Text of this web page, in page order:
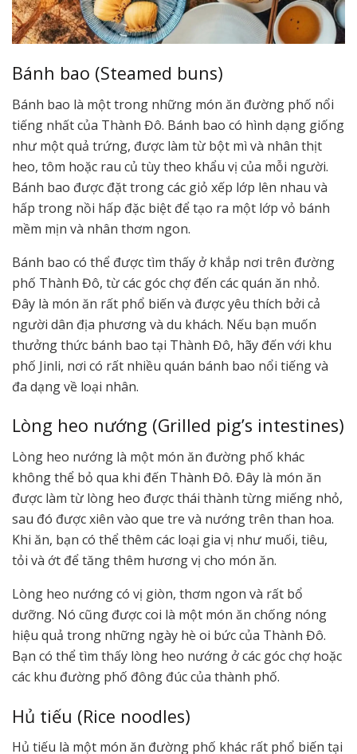
Bánh bao (Steamed buns)
Bánh bao là một trong những món ăn đường phố nổi
tiếng nhất của Thành Đô. Bánh bao có hình dạng giống
như một quả trứng, được làm từ bột mì và nhân thịt
heo, tôm hoặc rau củ tùy theo khẩu vị của mỗi người.
Bánh bao được đặt trong các giỏ xếp lớp lên nhau và
hấp trong nồi hấp đặc biệt để tạo ra một lớp vỏ bánh
mềm mịn và nhân thơm ngon.
Bánh bao có thể được tìm thấy ở khắp nơi trên đường
phố Thành Đô, từ các góc chợ đến các quán ăn nhỏ.
Đây là món ăn rất phổ biến và được yêu thích bởi cả
người dân địa phương và du khách. Nếu bạn muốn
thưởng thức bánh bao tại Thành Đô, hãy đến với khu
phố Jinli, nơi có rất nhiều quán bánh bao nổi tiếng và
đa dạng về loại nhân.
Lòng heo nướng (Grilled pig’s intestines)
Lòng heo nướng là một món ăn đường phố khác
không thể bỏ qua khi đến Thành Đô. Đây là món ăn
được làm từ lòng heo được thái thành từng miếng nhỏ,
sau đó được xiên vào que tre và nướng trên than hoa.
Khi ăn, bạn có thể thêm các loại gia vị như muối, tiêu,
tỏi và ớt để tăng thêm hương vị cho món ăn.
Lòng heo nướng có vị giòn, thơm ngon và rất bổ
dưỡng. Nó cũng được coi là một món ăn chống nóng
hiệu quả trong những ngày hè oi bức của Thành Đô.
Bạn có thể tìm thấy lòng heo nướng ở các góc chợ hoặc
các khu đường phố đông đúc của thành phố.
Hủ tiếu (Rice noodles)
Hủ tiếu là một món ăn đường phố khác rất phổ biến tại